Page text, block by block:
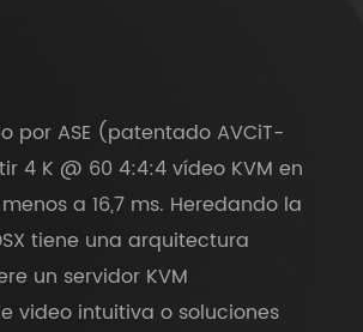
por ASE (patentado AVCiT-
4 K @ 60 4:4:4 vídeo KVM en
a 16,7 ms. Heredando la
tiene una arquitectura
un servidor KVM
video intuitiva o soluciones